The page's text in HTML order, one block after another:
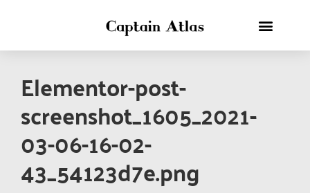
Elementor-post-
screenshot_1605_2021-
03-06-16-02-
43_54123d7e.png